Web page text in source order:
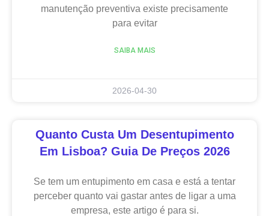
manutenção preventiva existe precisamente
para evitar
SAIBA MAIS
2026-04-30
Quanto Custa Um Desentupimento
Em Lisboa? Guia De Preços 2026
Se tem um entupimento em casa e está a tentar
perceber quanto vai gastar antes de ligar a uma
empresa, este artigo é para si.